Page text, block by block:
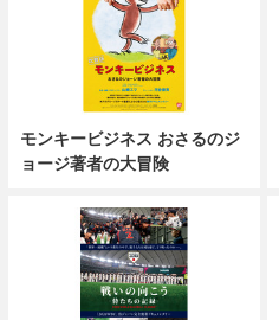
モンキービジネス おさるのジ
ョージ著者の大冒険